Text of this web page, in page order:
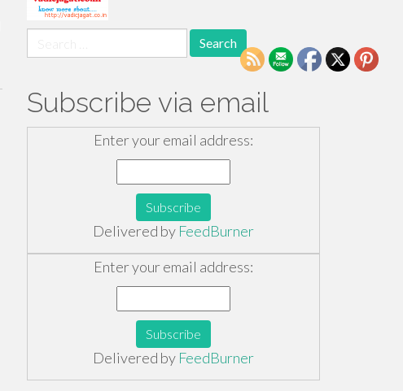
for:
Subscribe via email
Enter your email address:
Delivered by FeedBurner
Enter your email address:
Delivered by FeedBurner